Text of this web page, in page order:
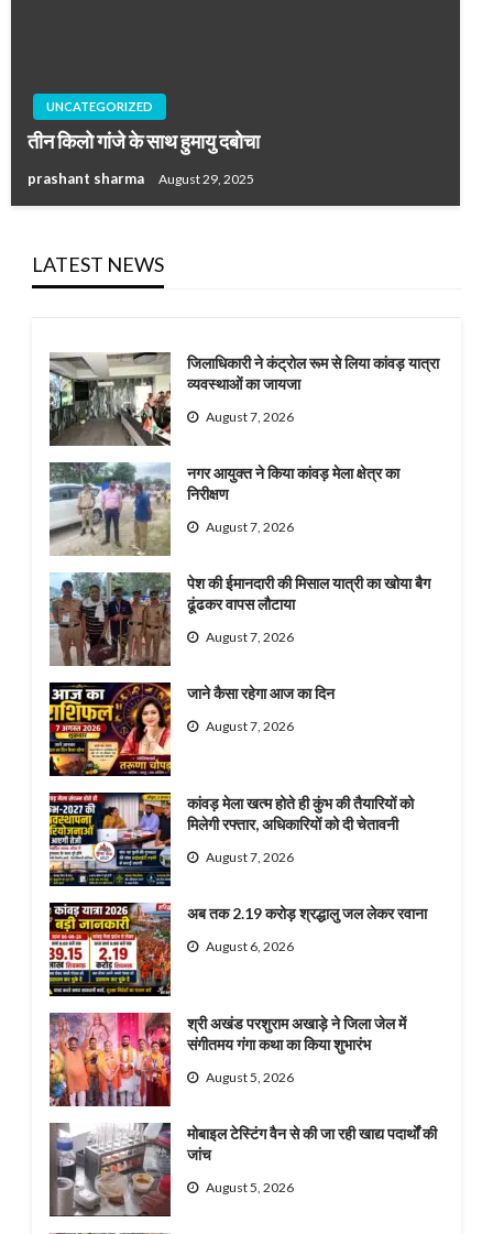
UNCATEGORIZED
तीन किलो गांजे के साथ हुमायु दबोचा
prashant sharma August 29, 2025
LATEST NEWS
जिलाधिकारी ने कंट्रोल रूम से लिया कांवड़ यात्रा
व्यवस्थाओं का जायजा
August 7, 2026
नगर आयुक्त ने किया कांवड़ मेला क्षेत्र का
निरीक्षण
August 7, 2026
पेश की ईमानदारी की मिसाल यात्री का खोया बैग
ढूंढकर वापस लौटाया
August 7, 2026
जाने कैसा रहेगा आज का दिन
August 7, 2026
कांवड़ मेला खत्म होते ही कुंभ की तैयारियों को
मिलेगी रफ्तार, अधिकारियों को दी चेतावनी
August 7, 2026
अब तक 2.19 करोड़ श्रद्धालु जल लेकर रवाना
August 6, 2026
श्री अखंड परशुराम अखाड़े ने जिला जेल में
संगीतमय गंगा कथा का किया शुभारंभ
August 5, 2026
मोबाइल टेस्टिंग वैन से की जा रही खाद्य पदार्थों की
जांच
August 5, 2026